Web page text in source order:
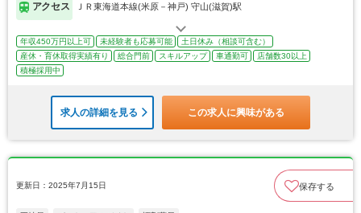
アクセス ＪＲ東海道本線(米原－神戸) 守山(滋賀)駅
年収450万円以上可 未経験者も応募可能
土日休み（相談可含む）
産休・育休取得実績有り
総合門前 スキルアップ 車通勤可
店舗数30以上
積極採用中
求人の詳細を見る この求人に興味がある
更新日：2025年7月15日 保存する